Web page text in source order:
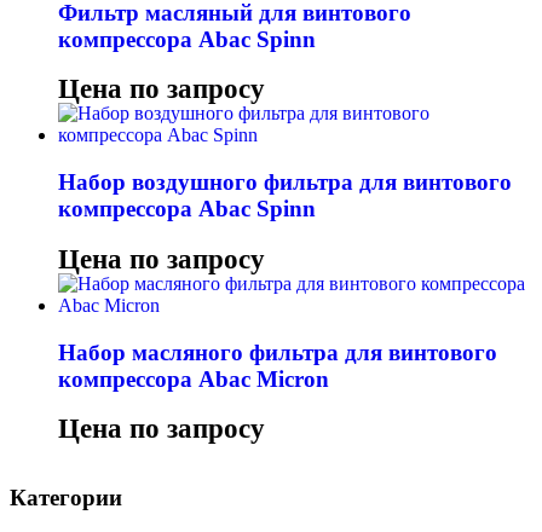
Фильтр масляный для винтового
компрессора Abac Spinn
Цена по запросу
Набор воздушного фильтра для винтового
компрессора Abac Spinn
Цена по запросу
Набор масляного фильтра для винтового
компрессора Abac Micron
Цена по запросу
Категории